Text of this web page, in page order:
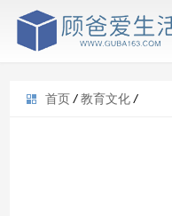
首页 / 教育文化 /